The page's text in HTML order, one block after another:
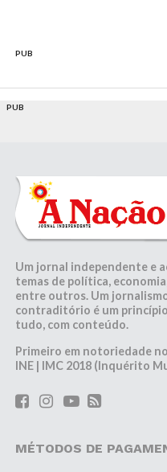
PUB
PUB
Um jornal independente e
temas de política,
entre outros. Um
contraditório é um
tudo, com conteúdo.
Primeiro em notoriedade
INE | IMC 2018 (Inquérito
MÉTODOS DE